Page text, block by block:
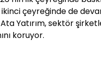
ikinci çeyreğinde de
Yatırım, sektör
koruyor.